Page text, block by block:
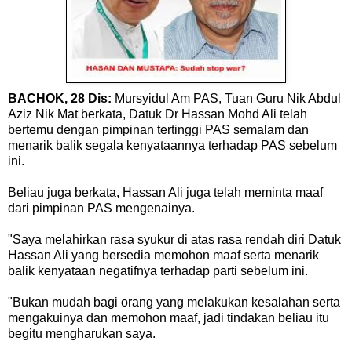
BACHOK, 28 Dis: Mursyidul Am PAS, Tuan Guru Nik Abdul
Aziz Nik Mat berkata, Datuk Dr Hassan Mohd Ali telah
bertemu dengan pimpinan tertinggi PAS semalam dan
menarik balik segala kenyataannya terhadap PAS sebelum
ini.
Beliau juga berkata, Hassan Ali juga telah meminta maaf
dari pimpinan PAS mengenainya.
"Saya melahirkan rasa syukur di atas rasa rendah diri Datuk
Hassan Ali yang bersedia memohon maaf serta menarik
balik kenyataan negatifnya terhadap parti sebelum ini.
"Bukan mudah bagi orang yang melakukan kesalahan serta
mengakuinya dan memohon maaf, jadi tindakan beliau itu
begitu mengharukan saya.